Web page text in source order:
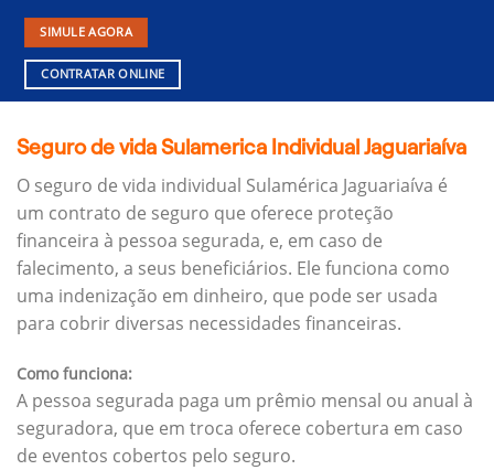
SIMULE AGORA
CONTRATAR ONLINE
Seguro de vida Sulamerica Individual Jaguariaíva
O seguro de vida individual Sulamérica Jaguariaíva é
um contrato de seguro que oferece proteção
financeira à pessoa segurada, e, em caso de
falecimento, a seus beneficiários. Ele funciona como
uma indenização em dinheiro, que pode ser usada
para cobrir diversas necessidades financeiras.
Como funciona:
A pessoa segurada paga um prêmio mensal ou anual à
seguradora, que em troca oferece cobertura em caso
de eventos cobertos pelo seguro.